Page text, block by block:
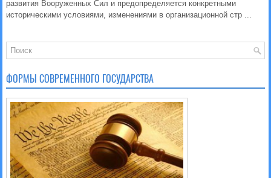
развития Вооруженных Сил и предопределяется конкретными
историческими условиями, изменениями в организационной стр ...
ФОРМЫ СОВРЕМЕННОГО ГОСУДАРСТВА